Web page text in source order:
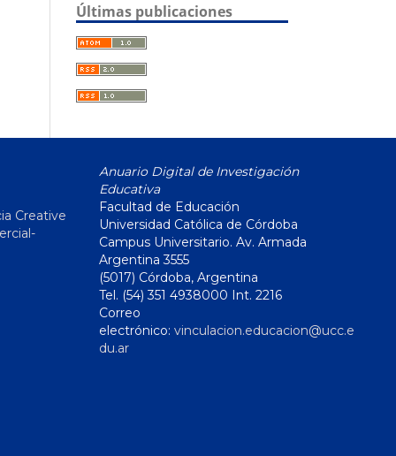
Últimas publicaciones
Creative
Anuario Digital de Investigación
Educativa
Facultad de Educación
Universidad Católica de Córdoba
Campus Universitario. Av. Armada
Argentina 3555
(5017) Córdoba, Argentina
Tel. (54) 351 4938000 Int. 2216
Correo
electrónico: vinculacion.educacion@ucc.e
du.ar